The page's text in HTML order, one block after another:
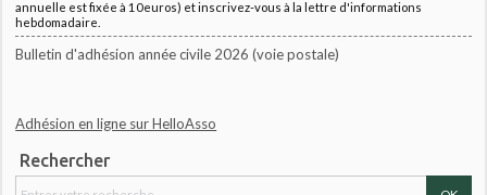
annuelle est fixée à 10euros) et inscrivez-vous à la lettre d'informations
hebdomadaire.
Bulletin d'adhésion année civile 2026 (voie postale)
Adhésion en ligne sur HelloAsso
Rechercher